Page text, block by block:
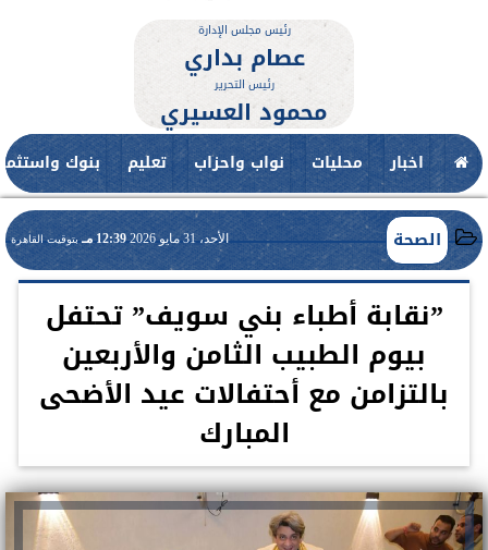
رئيس مجلس الإدارة
عصام بداري
رئيس التحرير
محمود العسيري
اخبار محليات نواب واحزاب تعليم بنوك
الصحة الأحد، 31 مايو 2026 12:39 مـ بتوقيت القاهرة
”نقابة أطباء بني سويف” تحتفل
بيوم الطبيب الثامن والأربعين
بالتزامن مع أحتفالات عيد الأضحى
المبارك